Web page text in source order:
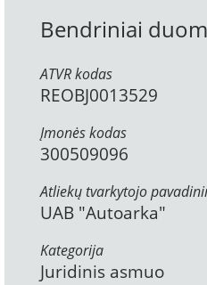
Bendriniai
ATVR kodas
REOBJ0013529
Įmonės kodas
300509096
Atliekų tvarkytojo
UAB "Autoarka"
Kategorija
Juridinis asmuo